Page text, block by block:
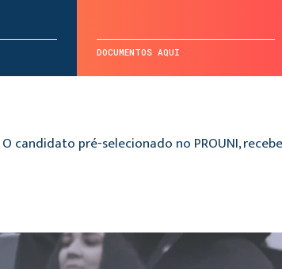
DOCUMENTOS AQUI
O candidato pré-selecionado no PROUNI,